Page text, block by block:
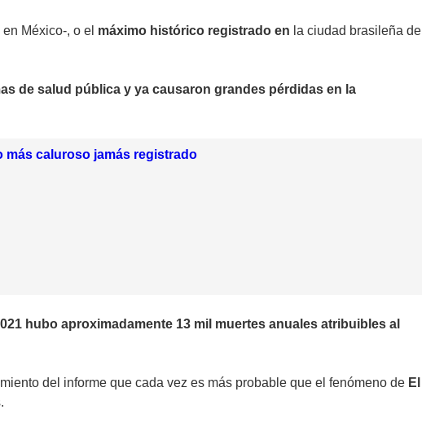
México-, o el máximo histórico registrado en la ciudad brasileña de
de salud pública y ya causaron grandes pérdidas en la
más caluroso jamás registrado
hubo aproximadamente 13 mil muertes anuales atribuibles al
del informe que cada vez es más probable que el fenómeno de El